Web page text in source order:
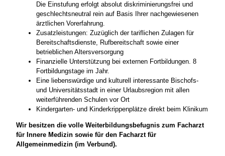
Die Einstufung erfolgt absolut diskriminierungsfrei und
geschlechtsneutral rein auf Basis Ihrer nachgewiesenen
ärztlichen Vorerfahrung.
Zusatzleistungen: Zuzüglich der tariflichen Zulagen für
Bereitschaftsdienste, Rufbereitschaft sowie einer
betrieblichen Altersversorgung
Finanzielle Unterstützung bei externen Fortbildungen. 8
Fortbildungstage im Jahr.
Eine liebenswürdige und kulturell interessante Bischofs-
und Universitätsstadt in einer Urlaubsregion mit allen
weiterführenden Schulen vor Ort
Kindergarten- und Kinderkrippenplätze direkt beim Klinikum
Wir besitzen die volle Weiterbildungsbefugnis zum Facharzt
für Innere Medizin sowie für den Facharzt für
Allgemeinmedizin (im Verbund).